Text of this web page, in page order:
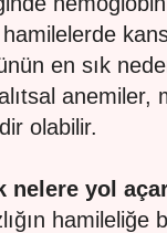
en sık
olabilir.
nelere yol
hamileliğe